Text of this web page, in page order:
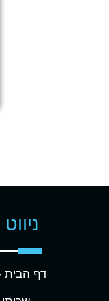
דף הבית